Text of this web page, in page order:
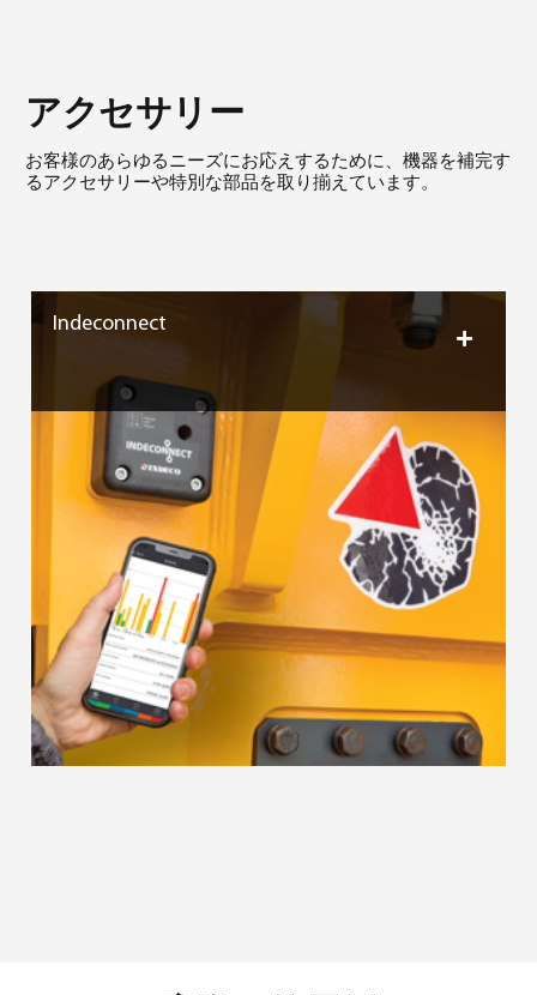
アクセサリー
お客様のあらゆるニーズにお応えするために、機器を補完す
るアクセサリーや特別な部品を取り揃えています。
Indeconnect